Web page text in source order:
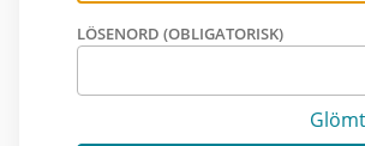
LÖSENORD (OBLIGATORISK)